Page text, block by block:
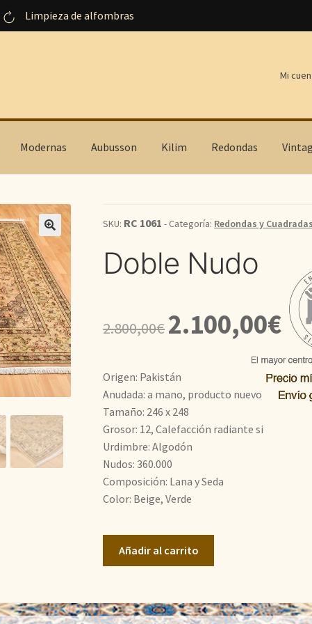
Limpieza de alfombras
Mi
Modernas Aubusson Kilim Redondas
SKU: RC 1061 - Categoría: Redondas y Cuadradas
Doble Nudo
2.800,00€
El
precio
era:
2.800,00€.
2.100,00€El
es:
Origen: Pakistán
Anudada: a mano, producto nuevo
Tamaño: 246 x 248
Grosor: 12, Calefacción radiante si
Urdimbre: Algodón
Nudos: 360.000
Composición: Lana y Seda
Color: Beige, Verde
Añadir al carrito